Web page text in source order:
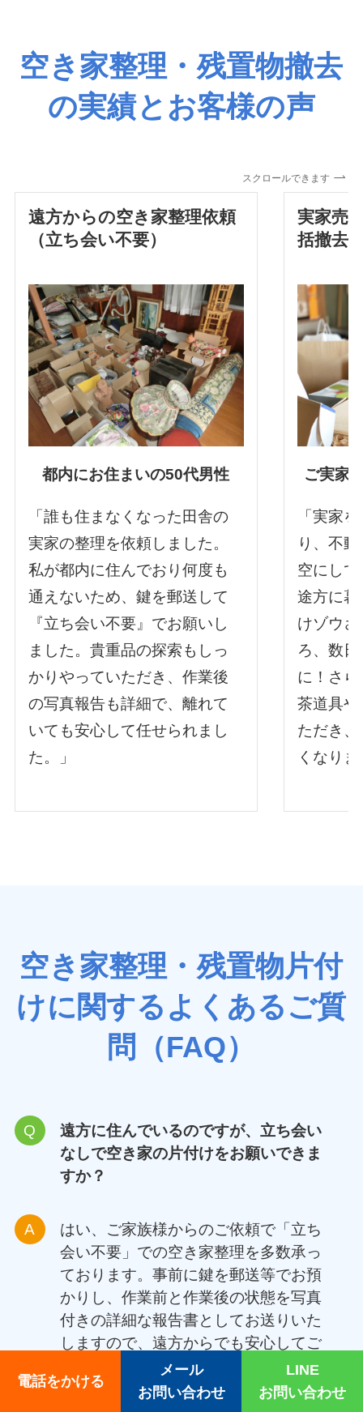
の実績とお客様の声
遠方からの空き家整理依頼
（立ち会い不要）
都内にお住まいの50代男性
「誰も住まなくなった田舎の
実家の整理を依頼しました。
私が都内に住んでおり何度も
通えないため、鍵を郵送して
『立ち会い不要』でお願いし
ました。貴重品の探索もしっ
かりやっていただき、作業後
実家売
括撤去
ご実家
「実家
り、不
空にし
途方に
けゾウ
ろ、数
に！さ
空き家整理・残置物片付
問（FAQ）
なしで空き家の片付けをお願いできま
すか？
はい、ご家族様からのご依頼で「立ち
会い不要」での空き家整理を多数承っ
ております。事前に鍵を郵送等でお預
かりし、作業前と作業後の状態を写真
付きの詳細な報告書としてお送りいた
電話をかける
メール
お問い合わせ
LINE
お問い合わせ